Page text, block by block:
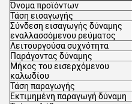
Όνομα προϊόντων
Τάση εισαγωγής
Σύνδεση εισαγωγής δύναμης
εναλλασσόμενου ρεύματος
Λειτουργούσα συχνότητα
Παράγοντας δύναμης
Μήκος του εισερχόμενου
καλωδίου
Τάση παραγωγής
Εκτιμημένη παραγωγή δύναμη